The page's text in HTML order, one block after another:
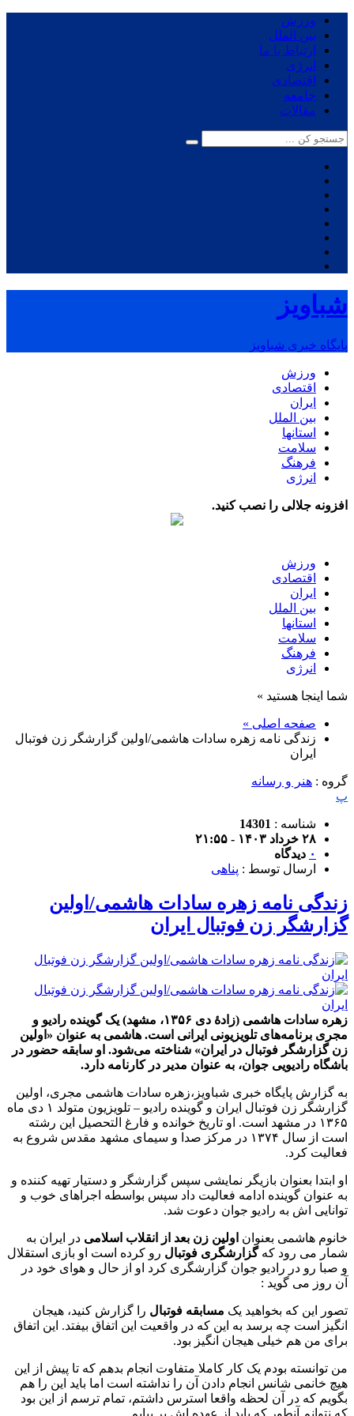
ورزش
بین الملل
ارتباط با ما
انرژی
اقتصادی
جامعه
مقالات
شباویز
پایگاه خبری شباویز
ورزش
اقتصادی
ایران
بین الملل
استانها
سلامت
فرهنگ
انرژی
افزونه جلالی را نصب کنید.
ورزش
اقتصادی
ایران
بین الملل
استانها
سلامت
فرهنگ
انرژی
شما اینجا هستید »
صفحه اصلی »
زندگی نامه زهره سادات هاشمی/اولین گزارشگر زن فوتبال
ایران
گروه : هنر و رسانه
پ
شناسه : 14301
۲۸ خرداد ۱۴۰۳ - ۲۱:۵۵
۰ دیدگاه
ارسال توسط : پناهی
زندگی نامه زهره سادات هاشمی/اولین
گزارشگر زن فوتبال ایران
زهره سادات هاشمی (زادهٔ دی ۱۳۵۶، مشهد) یک گوینده رادیو و
مجری برنامه‌های تلویزیونی ایرانی است. هاشمی به عنوان «اولین
زن گزارشگر فوتبال در ایران» شناخته می‌شود. او سابقه حضور در
باشگاه رادیویی جوان، به عنوان مدیر در کارنامه دارد.
به گزارش پایگاه خبری شباویز،زهره سادات هاشمی مجری، اولین
گزارشگر زن فوتبال ایران و گوینده رادیو – تلویزیون متولد ۱ دی ماه
۱۳۶۵ در مشهد است. او تاریخ خوانده و فارغ التحصیل این رشته
است از سال ۱۳۷۴ در مرکز صدا و سیمای مشهد مقدس شروع به
فعالیت کرد.
او ابتدا بعنوان بازیگر نمایشی سپس گزارشگر و دستیار تهیه کننده و
به عنوان گوینده ادامه فعالیت داد سپس بواسطه اجراهای خوب و
توانایی اش به رادیو جوان دعوت شد.
خانوم هاشمی بعنوان اولین زن بعد از انقلاب اسلامی در ایران به
شمار می رود کهگزارشگری فوتبال رو کرده است او بازی استقلال
و صبا رو در رادیو جوان گزارشگری کرد او از حال و هوای خود در
آن روز می گوید :
تصور این‌ که بخواهید یک مسابقه فوتبال را گزارش کنید، هیجان‌
انگیز است چه برسد به این‌ که در واقعیت این اتفاق بیفتد. این اتفاق
برای من هم خیلی هیجان‌ انگیز بود.
من توانسته بودم یک کار کاملا متفاوت انجام بدهم که تا پیش از این
هیچ خانمی شانس انجام دادن آن را نداشته است اما باید این را هم
بگویم که در آن لحظه واقعا استرس داشتم، تمام ترسم از این بود
که نتوانم آنطور که باید از عهده‌ اش بر بیایم.